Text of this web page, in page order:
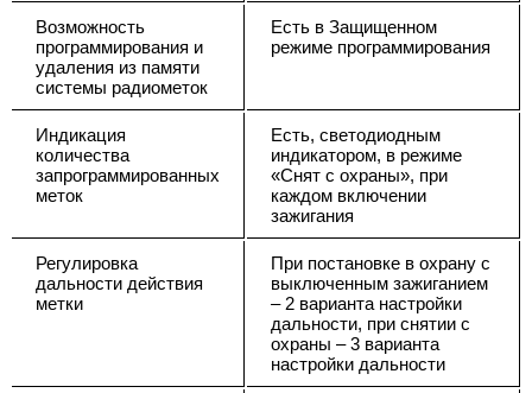
Возможность
программирования и
удаления из памяти
системы радиометок
Есть в Защищенном
режиме программирования
Индикация
количества
запрограммированных
меток
Есть, светодиодным
индикатором, в режиме
«Снят с охраны», при
каждом включении
зажигания
Регулировка
дальности действия
метки
При постановке в охрану с
выключенным зажиганием
– 2 варианта настройки
дальности, при снятии с
охраны – 3 варианта
настройки дальности